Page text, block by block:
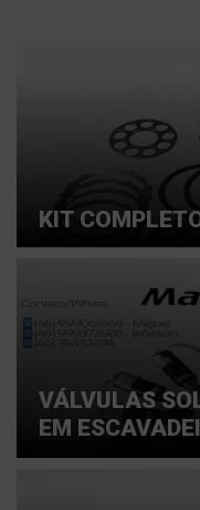
KIT
VÁLVULAS
EM